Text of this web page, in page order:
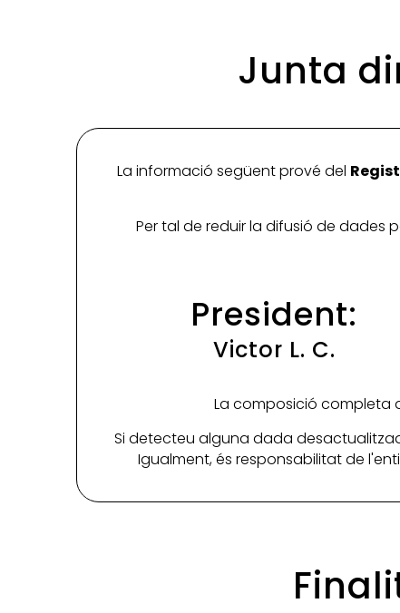
Junta
La informació següent prové del
Per tal de reduir la difusió de dades
President:
Victor L. C.
La composició completa
Si detecteu alguna dada
Igualment, és responsabilitat de